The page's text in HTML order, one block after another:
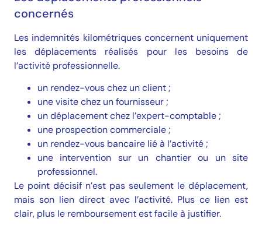
concernés
Les indemnités kilométriques concernent uniquement
les déplacements réalisés pour les besoins de
l’activité professionnelle.
un rendez-vous chez un client ;
une visite chez un fournisseur ;
un déplacement chez l’expert-comptable ;
une prospection commerciale ;
un rendez-vous bancaire lié à l’activité ;
une intervention sur un chantier ou un site
professionnel.
Le point décisif n’est pas seulement le déplacement,
mais son lien direct avec l’activité. Plus ce lien est
clair, plus le remboursement est facile à justifier.